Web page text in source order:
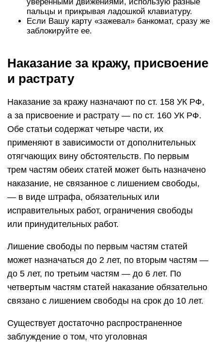
пальцы и прикрывая ладошкой клавиатуру.
Если Вашу карту «зажевал» банкомат, сразу же
заблокируйте ее.
Наказание за кражу, присвоение
и растрату
Наказание за кражу назначают по ст. 158 УК РФ,
а за присвоение и растрату — по ст. 160 УК РФ.
Обе статьи содержат четыре части, их
применяют в зависимости от дополнительных
отягчающих вину обстоятельств. По первым
трем частям обеих статей может быть назначено
наказание, не связанное с лишением свободы,
— в виде штрафа, обязательных или
исправительных работ, ограничения свободы
или принудительных работ.
Лишение свободы по первым частям статей
может назначаться до 2 лет, по вторым частям —
до 5 лет, по третьим частям — до 6 лет. По
четвертым частям статей наказание обязательно
связано с лишением свободы на срок до 10 лет.
Существует достаточно распространенное
заблуждение о том, что уголовная